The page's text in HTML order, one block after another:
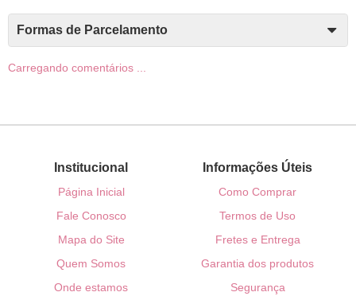
Formas de Parcelamento
Carregando comentários ...
Institucional
Página Inicial
Fale Conosco
Mapa do Site
Quem Somos
Onde estamos
Informações Úteis
Como Comprar
Termos de Uso
Fretes e Entrega
Garantia dos produtos
Segurança